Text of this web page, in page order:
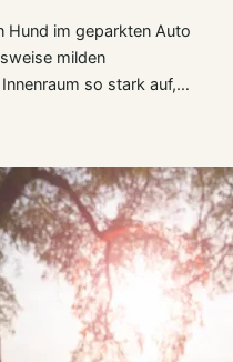
Hund im geparkten Auto
milden
so stark auf,…